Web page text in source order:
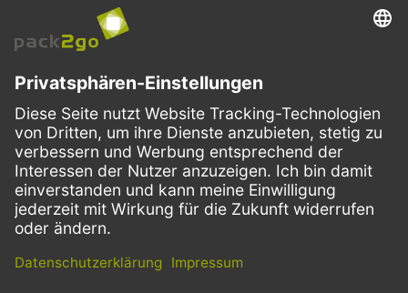
VERSANDARTEN
FacebookInstagramLinkedIn